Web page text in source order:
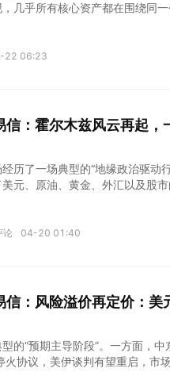
几乎所有核心资产都在围绕同
22 06:23
：霍尔木兹风云再起，
历了一场典型的“地缘政治驱动
元、原油、黄金、外汇以及股
论 04-20 01:40
：风险溢价再定价：美
的“预期主导阶段”。一方面，
协议，美伊谈判有望重启，市